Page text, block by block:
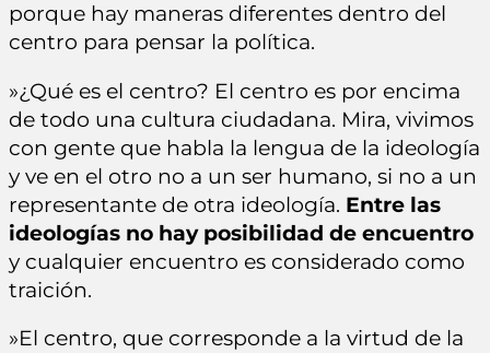
porque hay maneras diferentes dentro del
centro para pensar la política.
»¿Qué es el centro? El centro es por encima
de todo una cultura ciudadana. Mira, vivimos
con gente que habla la lengua de la ideología
y ve en el otro no a un ser humano, si no a un
representante de otra ideología. Entre las
ideologías no hay posibilidad de encuentro
y cualquier encuentro es considerado como
traición.
»El centro, que corresponde a la virtud de la